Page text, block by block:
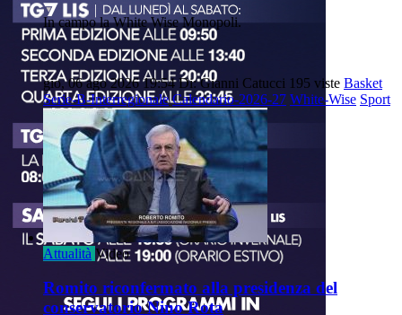
In campo la White Wise Monopoli.
gio, 06 ago 2026 19:54 Di: Gianni Catucci 195 viste Basket
Serie-B-Interregionale Calendario-2026-27 White-Wise Sport
Attualità Video
Romito riconfermato alla presidenza del
conservatorio Nino Rota